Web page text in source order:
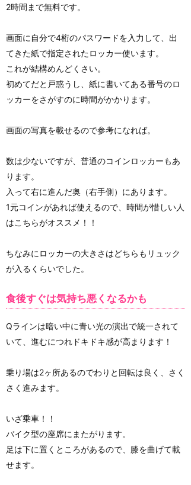
2時間まで無料です。
画面に自分で4桁のパスワードを入力して、出
てきた紙で指定されたロッカー使います。
これが結構めんどくさい。
初めてだと戸惑うし、紙に書いてある番号のロ
ッカーをさがすのに時間がかかります。
画面の写真を載せるので参考になれば。
数は少ないですが、普通のコインロッカーもあ
ります。
入って右に進んだ奥（右手側）にあります。
1元コインがあれば使えるので、時間が惜しい人
はこちらがオススメ！！
ちなみにロッカーの大きさはどちらもリュック
が入るくらいでした。
食後すぐは気持ち悪くなるかも
Qラインは暗い中に青い光の演出で統一されて
いて、進むにつれドキドキ感が高まります！
乗り場は2ヶ所あるのでわりと回転は良く、さく
さく進みます。
いざ乗車！！
バイク型の座席にまたがります。
足は下に置くところがあるので、膝を曲げて載
せます。